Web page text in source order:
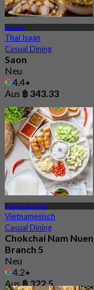
Sai Mai
Thai Isaan
Casual Dining
Saon
Neu
4.4
Aus ฿ 343.33
Khlong Sam Wa
Vietnamesisch
Casual Dining
Chokchai Nam
Branch 5
Neu
4.2
Aus฿ 322.5